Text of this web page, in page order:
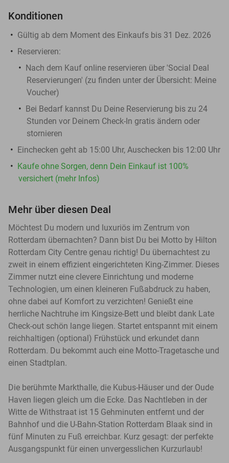
Konditionen
Gültig ab dem Moment des Einkaufs bis 31 Dez. 2026
Reservieren:
Nach dem Kauf online reservieren über 'Social Deal
Reservierungen' (zu finden unter der Übersicht: Meine
Voucher)
Bei Bedarf kannst Du Deine Reservierung bis zu 24
Stunden vor Deinem Check-In gratis ändern oder
stornieren
Einchecken geht ab 15:00 Uhr, Auschecken bis 12:00 Uhr
Kaufe ohne Sorgen, denn Dein Einkauf ist 100%
versichert (mehr Infos)
Mehr über diesen Deal
Möchtest Du modern und luxuriös im Zentrum von
Rotterdam übernachten? Dann bist Du bei Motto by Hilton
Rotterdam City Centre genau richtig! Du übernachtest zu
zweit in einem effizient eingerichteten King-Zimmer. Dieses
Zimmer nutzt eine clevere Einrichtung und moderne
Technologien, um einen kleineren Fußabdruck zu haben,
ohne dabei auf Komfort zu verzichten! Genießt eine
herrliche Nachtruhe im Kingsize-Bett und bleibt dank Late
Check-out schön lange liegen. Startet entspannt mit einem
reichhaltigen (optional) Frühstück und erkundet dann
Rotterdam. Du bekommt auch eine Motto-Tragetasche und
einen Stadtplan.
Die berühmte Markthalle, die Kubus-Häuser und der Oude
Haven liegen gleich um die Ecke. Das Nachtleben in der
Witte de Withstraat ist 15 Gehminuten entfernt und der
Bahnhof und die U-Bahn-Station Rotterdam Blaak sind in
fünf Minuten zu Fuß erreichbar. Kurz gesagt: der perfekte
Ausgangspunkt für einen unvergesslichen Kurzurlaub!